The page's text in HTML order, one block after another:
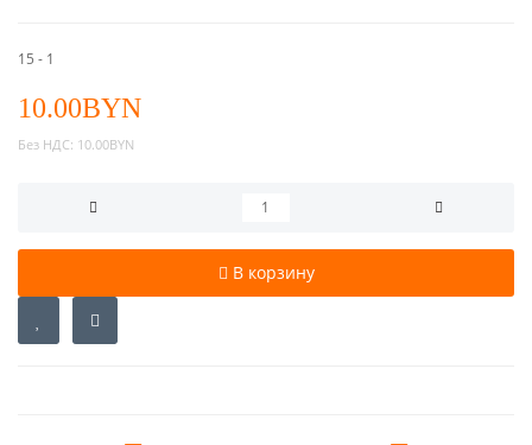
15 - 1
10.00BYN
Без НДС: 10.00BYN
В корзину